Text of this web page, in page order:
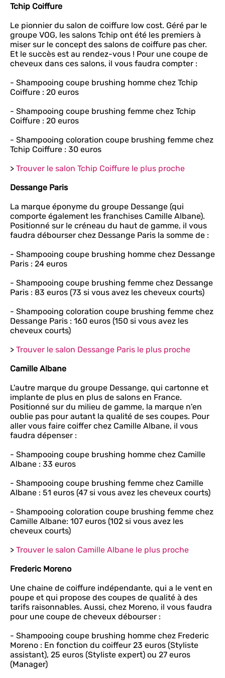
Tchip Coiffure
Le pionnier du salon de coiffure low cost. Géré par le
groupe VOG, les salons Tchip ont été les premiers à
miser sur le concept des salons de coiffure pas cher.
Et le succès est au rendez-vous ! Pour une coupe de
cheveux dans ces salons, il vous faudra compter :
- Shampooing coupe brushing homme chez Tchip
Coiffure : 20 euros
- Shampooing coupe brushing femme chez Tchip
Coiffure : 20 euros
- Shampooing coloration coupe brushing femme chez
Tchip Coiffure : 30 euros
> Trouver le salon Tchip Coiffure le plus proche
Dessange Paris
La marque éponyme du groupe Dessange (qui
comporte également les franchises Camille Albane).
Positionné sur le créneau du haut de gamme, il vous
faudra débourser chez Dessange Paris la somme de :
- Shampooing coupe brushing homme chez Dessange
Paris : 24 euros
- Shampooing coupe brushing femme chez Dessange
Paris : 83 euros (73 si vous avez les cheveux courts)
- Shampooing coloration coupe brushing femme chez
Dessange Paris : 160 euros (150 si vous avez les
cheveux courts)
> Trouver le salon Dessange Paris le plus proche
Camille Albane
L'autre marque du groupe Dessange, qui cartonne et
implante de plus en plus de salons en France.
Positionné sur du milieu de gamme, la marque n'en
oublie pas pour autant la qualité de ses coupes. Pour
aller vous faire coiffer chez Camille Albane, il vous
faudra dépenser :
- Shampooing coupe brushing homme chez Camille
Albane : 33 euros
- Shampooing coupe brushing femme chez Camille
Albane : 51 euros (47 si vous avez les cheveux courts)
- Shampooing coloration coupe brushing femme chez
Camille Albane: 107 euros (102 si vous avez les
cheveux courts)
> Trouver le salon Camille Albane le plus proche
Frederic Moreno
Une chaine de coiffure indépendante, qui a le vent en
poupe et qui propose des coupes de qualité à des
tarifs raisonnables. Aussi, chez Moreno, il vous faudra
pour une coupe de cheveux débourser :
- Shampooing coupe brushing homme chez Frederic
Moreno : En fonction du coiffeur 23 euros (Styliste
assistant), 25 euros (Styliste expert) ou 27 euros
(Manager)